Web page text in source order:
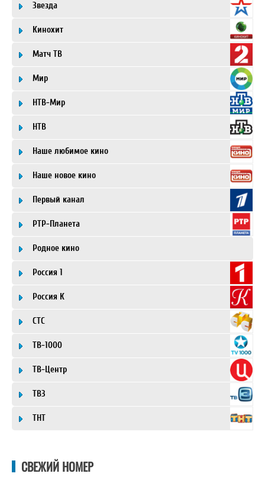
Звезда
Кинохит
Матч ТВ
Мир
НТВ-Мир
НТВ
Наше любимое кино
Наше новое кино
Первый канал
РТР-Планета
Родное кино
Россия 1
Россия К
СТС
ТВ-1000
ТВ-Центр
ТВ3
ТНТ
СВЕЖИЙ НОМЕР